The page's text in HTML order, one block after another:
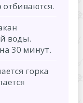
отбиваются.
воды.
30 минут.
горка